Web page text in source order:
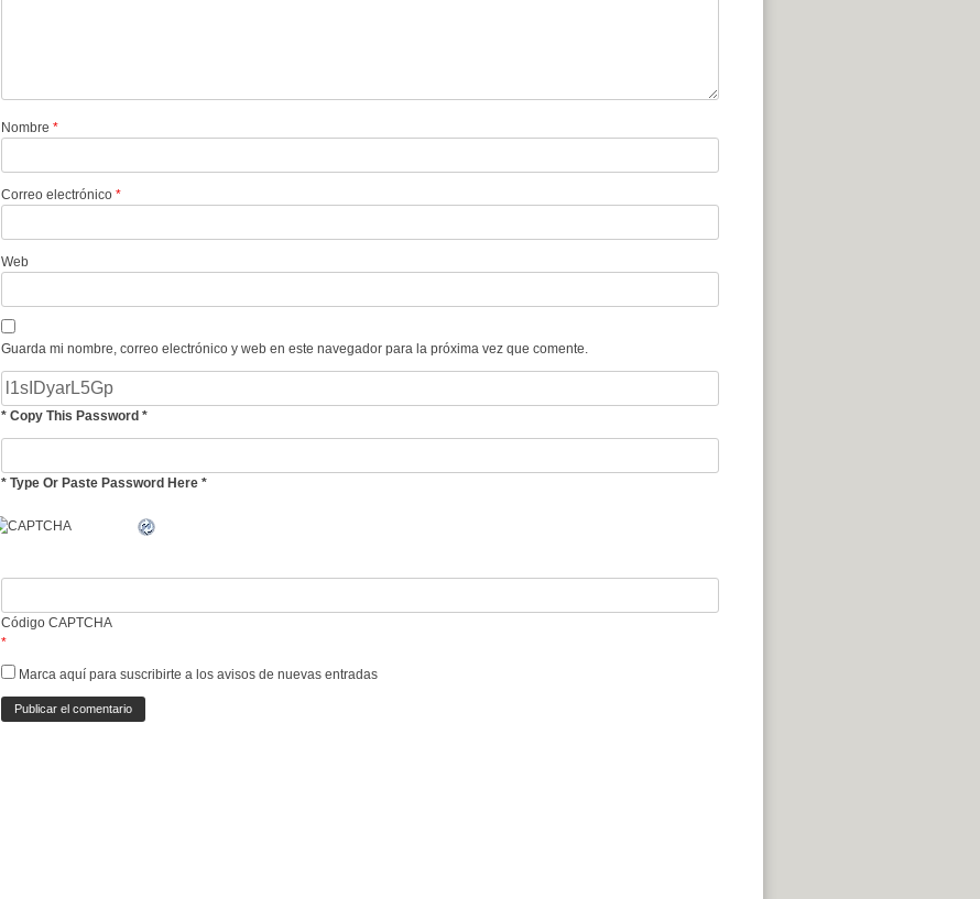
Nombre *
Correo electrónico *
Web
Guarda mi nombre, correo electrónico y web en este navegador para la próxima vez que comente.
* Copy This Password *
* Type Or Paste Password Here *
Código CAPTCHA
*
Marca aquí para suscribirte a los avisos de nuevas entradas